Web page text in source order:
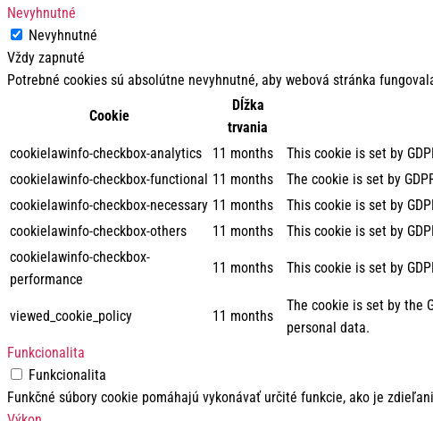
Nevyhnutné
Nevyhnutné
Vždy zapnuté
Potrebné cookies sú absolútne nevyhnutné, aby webová stránka
Cookie
Dĺžka
trvania
cookielawinfo-checkbox-analytics 11 months
This cookie is set by
cookielawinfo-checkbox-functional 11 months
The cookie is set by
cookielawinfo-checkbox-necessary 11 months
This cookie is set by
cookielawinfo-checkbox-others
11 months
This cookie is set by
cookielawinfo-checkbox-
performance
11 months This cookie is set by
viewed_cookie_policy 11 months
The cookie is set by the
personal data.
Funkcionalita
Funkcionalita
Funkčné súbory cookie pomáhajú vykonávať určité funkcie, ako je